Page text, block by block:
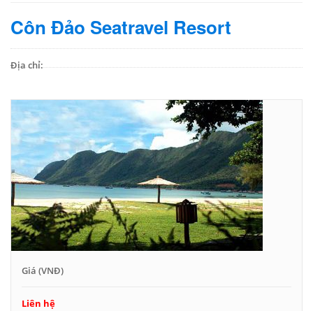
Côn Đảo Seatravel Resort
Địa chỉ:
Giá (VNĐ)
Liên hệ